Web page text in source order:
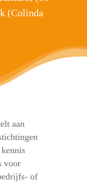
(Colinda
aan
voor
of